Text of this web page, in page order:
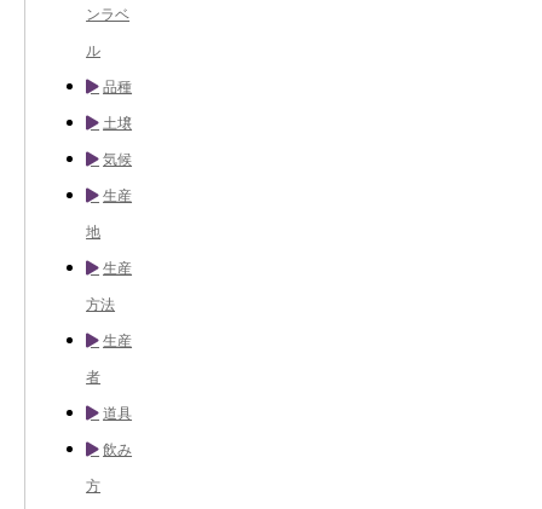
ンラベ
ル
品種
土壌
気候
生産
地
生産
方法
生産
者
道具
飲み
方